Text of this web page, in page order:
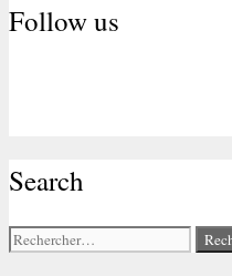
Follow us
Search
Rechercher :